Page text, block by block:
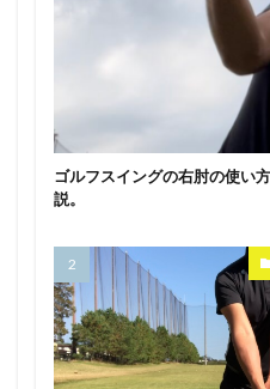
ゴルフスイングの右肘の使い
説。